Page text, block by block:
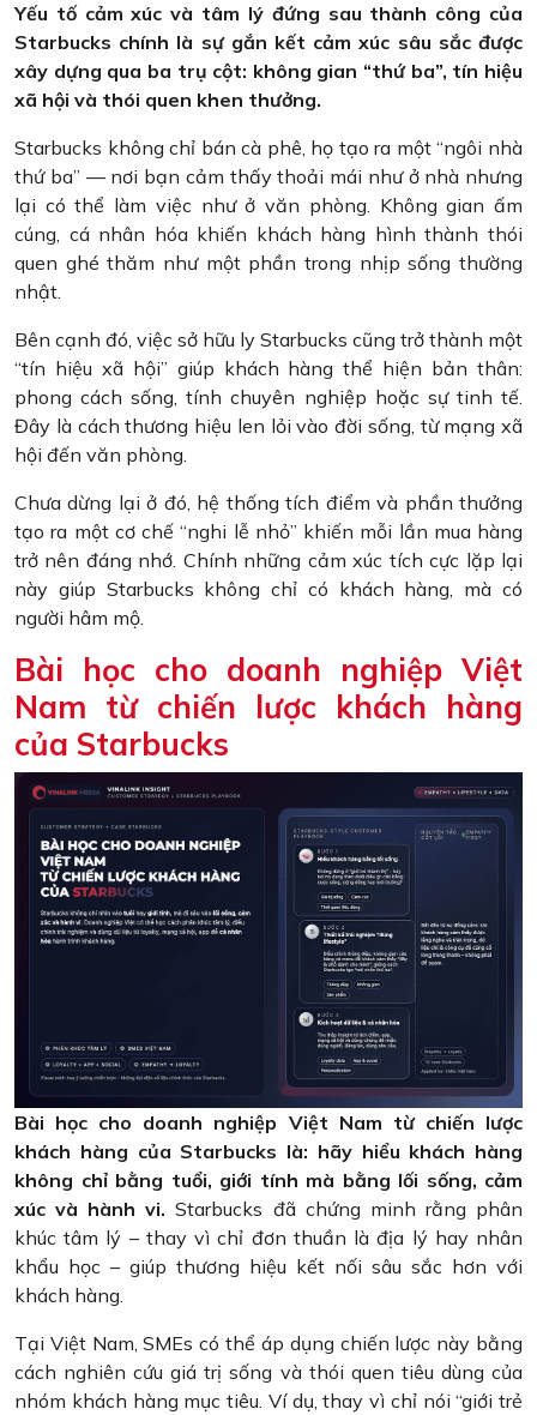
Yếu tố cảm xúc và tâm lý đứng sau thành công của
Starbucks chính là sự gắn kết cảm xúc sâu sắc được
xây dựng qua ba trụ cột: không gian “thứ ba”, tín hiệu
xã hội và thói quen khen thưởng.
Starbucks không chỉ bán cà phê, họ tạo ra một “ngôi nhà
thứ ba” — nơi bạn cảm thấy thoải mái như ở nhà nhưng
lại có thể làm việc như ở văn phòng. Không gian ấm
cúng, cá nhân hóa khiến khách hàng hình thành thói
quen ghé thăm như một phần trong nhịp sống thường
nhật.
Bên cạnh đó, việc sở hữu ly Starbucks cũng trở thành một
“tín hiệu xã hội” giúp khách hàng thể hiện bản thân:
phong cách sống, tính chuyên nghiệp hoặc sự tinh tế.
Đây là cách thương hiệu len lỏi vào đời sống, từ mạng xã
hội đến văn phòng.
Chưa dừng lại ở đó, hệ thống tích điểm và phần thưởng
tạo ra một cơ chế “nghi lễ nhỏ” khiến mỗi lần mua hàng
trở nên đáng nhớ. Chính những cảm xúc tích cực lặp lại
này giúp Starbucks không chỉ có khách hàng, mà có
người hâm mộ.
Bài học cho doanh nghiệp Việt
Nam từ chiến lược khách hàng
của Starbucks
Bài học cho doanh nghiệp Việt Nam từ chiến lược
khách hàng của Starbucks là: hãy hiểu khách hàng
không chỉ bằng tuổi, giới tính mà bằng lối sống, cảm
xúc và hành vi. Starbucks đã chứng minh rằng phân
khúc tâm lý – thay vì chỉ đơn thuần là địa lý hay nhân
khẩu học – giúp thương hiệu kết nối sâu sắc hơn với
khách hàng.
Tại Việt Nam, SMEs có thể áp dụng chiến lược này bằng
cách nghiên cứu giá trị sống và thói quen tiêu dùng của
nhóm khách hàng mục tiêu. Ví dụ, thay vì chỉ nói “giới trẻ